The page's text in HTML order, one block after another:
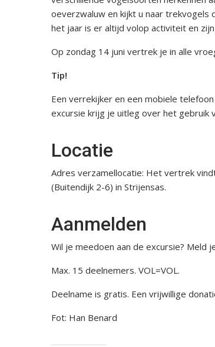
oeverzwaluw en kijkt u naar trekvogels
het jaar is er altijd volop activiteit en
Op zondag 14 juni vertrek je in alle
Tip!
Een verrekijker en een mobiele
excursie krijg je uitleg over het gebruik
Locatie
Adres verzamellocatie: Het vertrek
(Buitendijk 2-6) in Strijensas.
Aanmelden
Wil je meedoen aan de excursie? Meld
Max. 15 deelnemers. VOL=VOL.
Deelname is gratis. Een vrijwillige
Fot: Han Benard